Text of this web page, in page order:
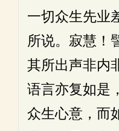
一切众生先业
所说。寂慧！
其所出声非内
语言亦复如是
众生心意，而